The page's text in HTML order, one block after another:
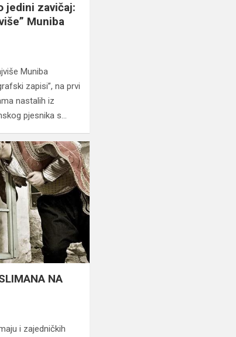
jedini zavičaj:
Muniba
Muniba
zapisi”, na prvi
nastalih iz
pjesnika s…
NA
i zajedničkih